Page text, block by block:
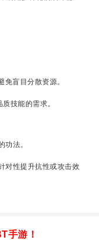
盲目分散资源。
技能的需求。
功法。
对性提升抗性或攻击效
手游！